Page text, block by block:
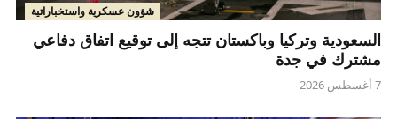
شؤون عسكرية واستخباراتية
السعودية وتركيا وباكستان تتجه إلى توقيع اتفاق دفاعي
مشترك في جدة
7 أغسطس 2026